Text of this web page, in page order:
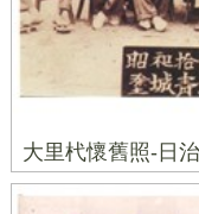
大里杙懷舊照-日